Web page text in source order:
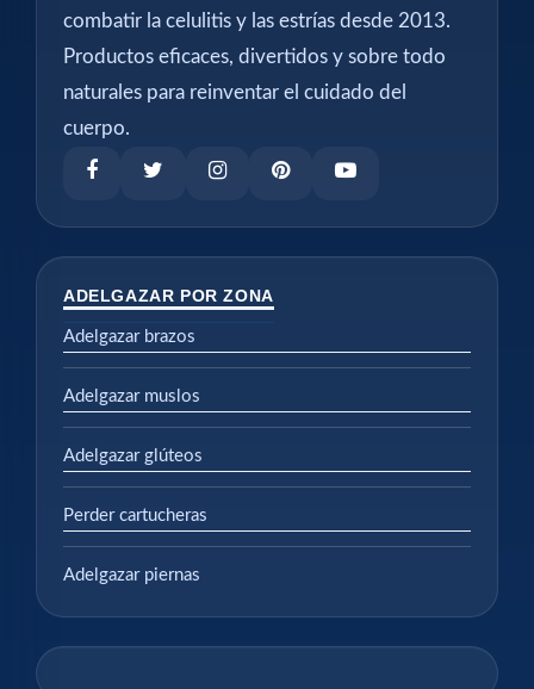
combatir la celulitis y las estrías desde 2013.
Productos eficaces, divertidos y sobre todo
naturales para reinventar el cuidado del
cuerpo.
ADELGAZAR POR ZONA
Adelgazar brazos
Adelgazar muslos
Adelgazar glúteos
Perder cartucheras
Adelgazar piernas